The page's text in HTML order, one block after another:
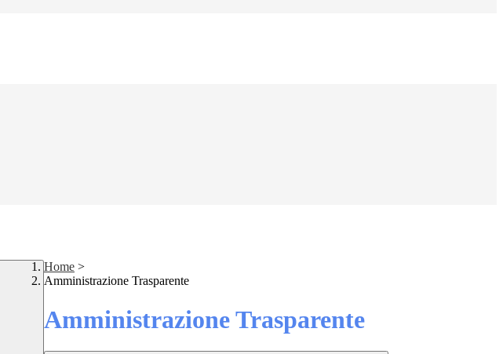
Home >
Amministrazione Trasparente
Amministrazione Trasparente